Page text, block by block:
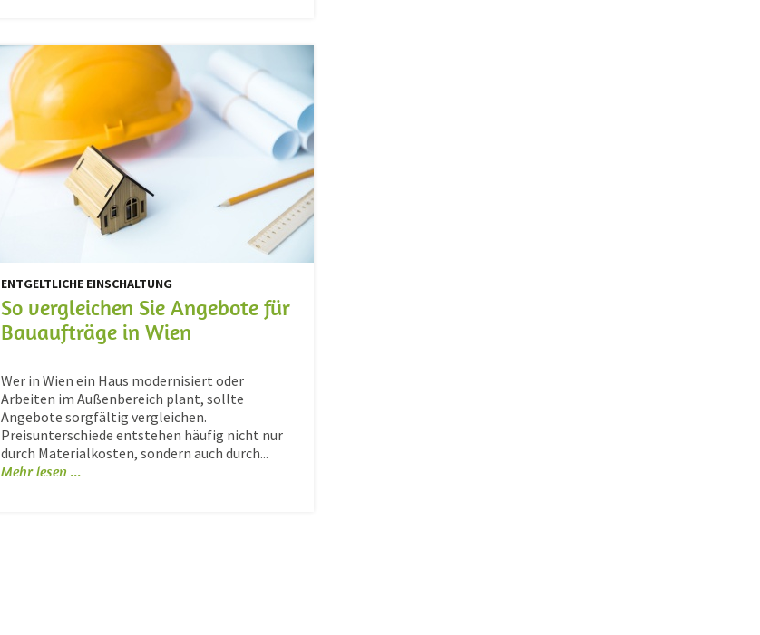
ENTGELTLICHE EINSCHALTUNG
So vergleichen Sie Angebote für
Bauaufträge in Wien
Wer in Wien ein Haus modernisiert oder
Arbeiten im Außenbereich plant, sollte
Angebote sorgfältig vergleichen.
Preisunterschiede entstehen häufig nicht nur
durch Materialkosten, sondern auch durch...
Mehr lesen ...